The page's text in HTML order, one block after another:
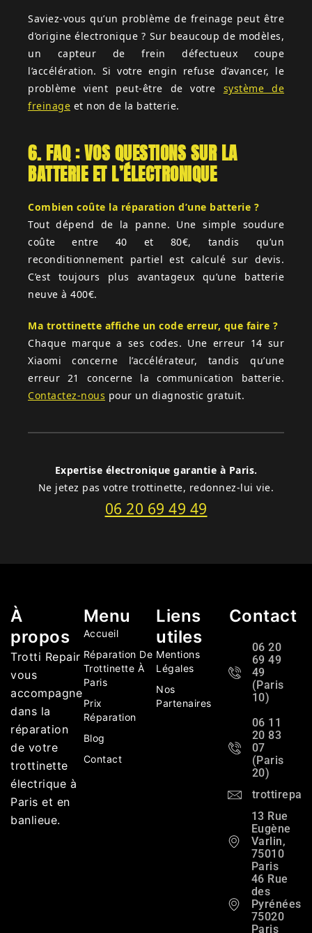
Saviez-vous qu’un problème de freinage peut être
d’origine électronique ? Sur beaucoup de modèles,
un capteur de frein défectueux coupe
l’accélération. Si votre engin refuse d’avancer, le
problème vient peut-être de votre système de
freinage et non de la batterie.
6. FAQ : VOS QUESTIONS SUR LA
BATTERIE ET L’ÉLECTRONIQUE
Combien coûte la réparation d’une batterie ?
Tout dépend de la panne. Une simple soudure
coûte entre 40 et 80€, tandis qu’un
reconditionnement partiel est calculé sur devis.
C’est toujours plus avantageux qu’une batterie
neuve à 400€.
Ma trottinette affiche un code erreur, que faire ?
Chaque marque a ses codes. Une erreur 14 sur
Xiaomi concerne l’accélérateur, tandis qu’une
erreur 21 concerne la communication batterie.
Contactez-nous pour un diagnostic gratuit.
Expertise électronique garantie à Paris.
Ne jetez pas votre trottinette, redonnez-lui vie.
06 20 69 49 49
À
propos
Trotti Repair
vous
accompagne
dans la
réparation
de votre
trottinette
électrique à
Paris et en
banlieue.
Menu
Accueil
Réparation De
Trottinette À
Paris
Prix
Réparation
Blog
Contact
Liens
utiles
Mentions
Légales
Nos
Partenaires
Contact
06 20
69 49
49
(Paris
10)
06 11
20 83
07
(Paris
20)
13 Rue
Eugène
Varlin,
75010
Paris
46 Rue
des
Pyrénées,
75020
Paris